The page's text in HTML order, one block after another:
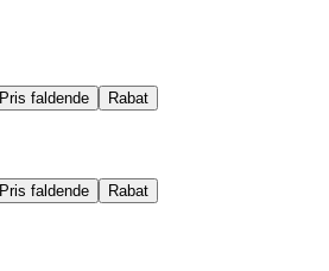
Pris faldende Rabat
Pris faldende Rabat